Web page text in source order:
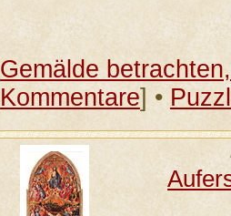
Gemälde
Kommentare] •